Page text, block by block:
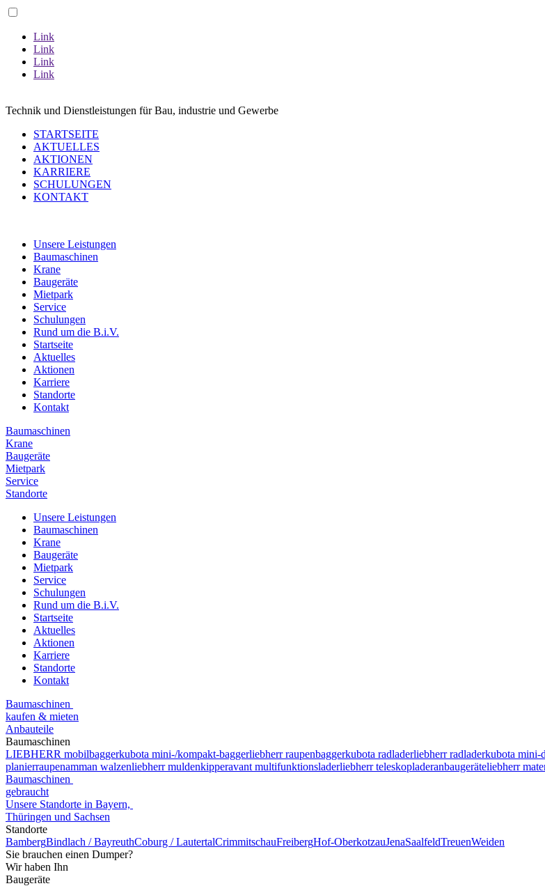
Link
Link
Link
Link
Technik und Dienstleistungen für Bau, industrie und Gewerbe
STARTSEITE
AKTUELLES
AKTIONEN
KARRIERE
SCHULUNGEN
KONTAKT
Unsere Leistungen
Baumaschinen
Krane
Baugeräte
Mietpark
Service
Schulungen
Rund um die B.i.V.
Startseite
Aktuelles
Aktionen
Karriere
Standorte
Kontakt
Baumaschinen
Krane
Baugeräte
Mietpark
Service
Standorte
Unsere Leistungen
Baumaschinen
Krane
Baugeräte
Mietpark
Service
Schulungen
Rund um die B.i.V.
Startseite
Aktuelles
Aktionen
Karriere
Standorte
Kontakt
Baumaschinen
kaufen & mieten
Anbauteile
Baumaschinen
LIEBHERR mobilbaggerkubota mini-/kompakt-baggerliebherr raupenbaggerkubota radladerliebherr radladerkubota mini-
planierraupenamman walzenliebherr muldenkipperavant multifunktionsladerliebherr teleskopladeranbaugeräteliebherr
Baumaschinen
gebraucht
Unsere Standorte in Bayern,
Thüringen und Sachsen
Standorte
BambergBindlach / BayreuthCoburg / LautertalCrimmitschauFreibergHof-OberkotzauJenaSaalfeldTreuenWeiden
Sie brauchen einen Dumper?
Wir haben Ihn
Baugeräte